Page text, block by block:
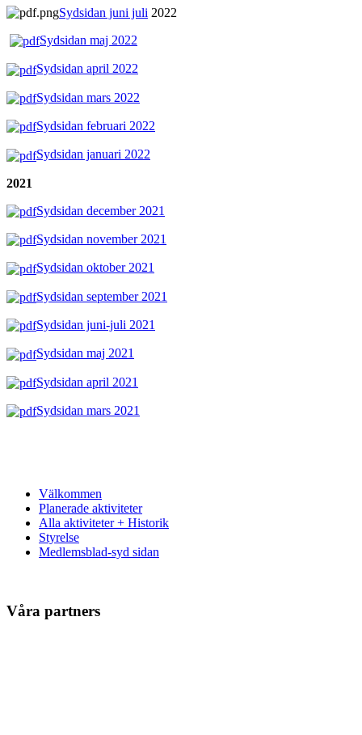
Sydsidan juni juli 2022
Sydsidan maj 2022
Sydsidan april 2022
Sydsidan mars 2022
Sydsidan februari 2022
Sydsidan januari 2022
2021
Sydsidan december 2021
Sydsidan november 2021
Sydsidan oktober 2021
Sydsidan september 2021
Sydsidan juni-juli 2021
Sydsidan maj 2021
Sydsidan april 2021
Sydsidan mars 2021
Välkommen
Planerade aktiviteter
Alla aktiviteter + Historik
Styrelse
Medlemsblad-syd sidan
Våra partners